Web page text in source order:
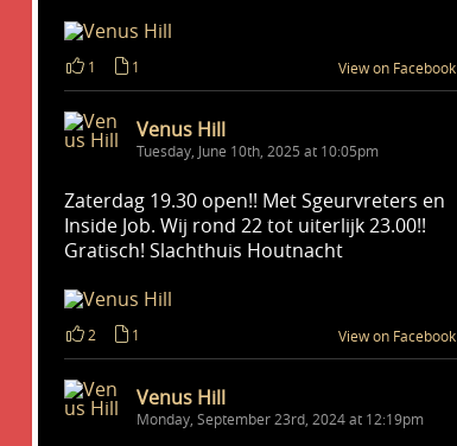
1 1 View on Facebook
Venus Hill
Tuesday, June 10th, 2025 at 10:05pm
Zaterdag 19.30 open!! Met Sgeurvreters en
Inside Job. Wij rond 22 tot uiterlijk 23.00!!
Gratisch! Slachthuis Houtnacht
2 1 View on Facebook
Venus Hill
Monday, September 23rd, 2024 at 12:19pm